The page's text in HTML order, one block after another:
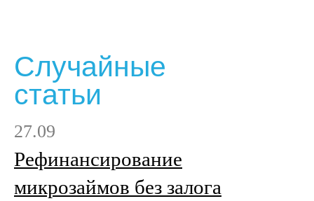
Случайные
статьи
27.09
Рефинансирование
микрозаймов без залога